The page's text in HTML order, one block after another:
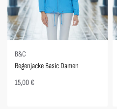
B&C
Regenjacke Basic Damen
15,00 €